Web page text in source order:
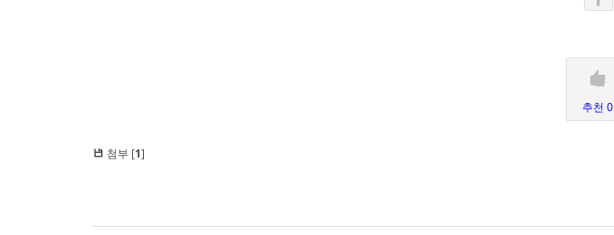
추천 0
첨부 [1]